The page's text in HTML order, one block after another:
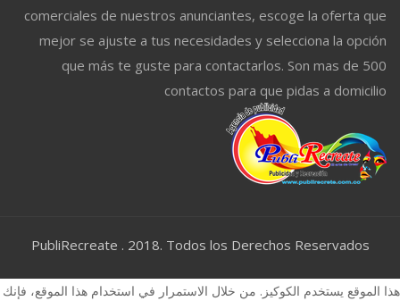
comerciales de nuestros anunciantes, escoge la oferta que
mejor se ajuste a tus necesidades y selecciona la opción
que más te guste para contactarlos. Son mas de 500
contactos para que pidas a domicilio
PubliRecreate . 2018. Todos los Derechos Reservados
هذا الموقع يستخدم الكوكيز. من خلال الاستمرار في استخدام هذا الموقع، فإنك